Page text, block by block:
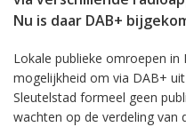
Nu is daar DAB+
Lokale publieke omroepen in
mogelijkheid om via DAB+
Sleutelstad formeel geen
wachten op de verdeling van